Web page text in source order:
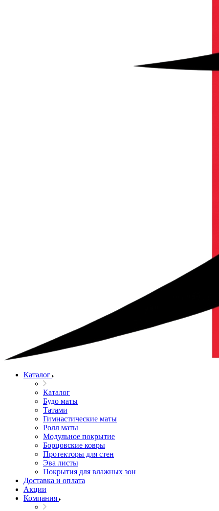
Каталог
Каталог
Будо маты
Татами
Гимнастические маты
Ролл маты
Модульное покрытие
Борцовские ковры
Протекторы для стен
Эва листы
Покрытия для влажных зон
Доставка и оплата
Акции
Компания